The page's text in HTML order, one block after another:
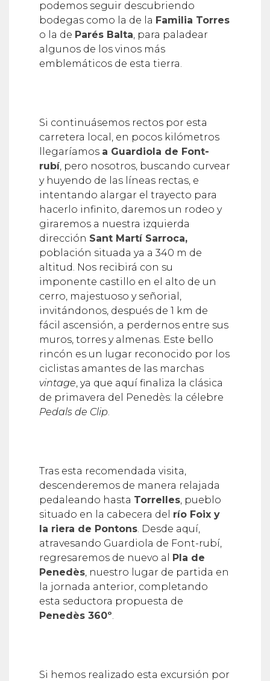
podemos seguir descubriendo
bodegas como la de la Familia Torres
o la de Parés Balta , para paladear
algunos de los vinos más
emblemáticos de esta tierra.
Si continuásemos rectos por esta
carretera local, en pocos kilómetros
llegaríamos a Guardiola de Font-
rubí, pero nosotros, buscando curvear
y huyendo de las líneas rectas, e
intentando alargar el trayecto para
hacerlo infinito, daremos un rodeo y
giraremos a nuestra izquierda
dirección Sant Martí Sarroca,
población situada ya a 340 m de
altitud. Nos recibirá con su
imponente castillo en el alto de un
cerro, majestuoso y señorial,
invitándonos, después de 1 km de
fácil ascensión, a perdernos entre sus
muros, torres y almenas. Este bello
rincón es un lugar reconocido por los
ciclistas amantes de las marchas
vintage , ya que aquí finaliza la clásica
de primavera del Penedès: la célebre
Pedals de Clip
Tras esta recomendada visita,
descenderemos de manera relajada
pedaleando hasta Torrelles , pueblo
situado en la cabecera del río Foix y
la riera de Pontons . Desde aquí,
atravesando Guardiola de Font-rubí,
regresaremos de nuevo al Pla de
Penedès , nuestro lugar de partida en
la jornada anterior, completando
esta seductora propuesta de
Penedès 360º
Si hemos realizado esta excursión por